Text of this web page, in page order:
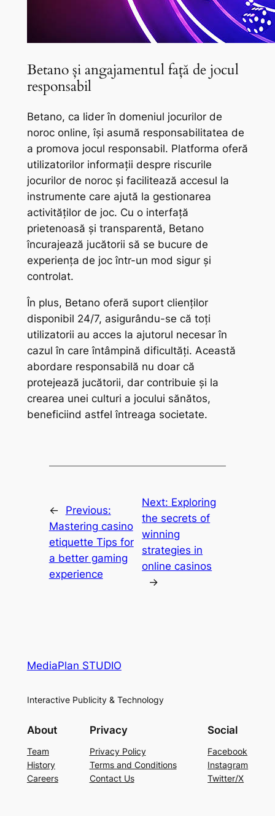
Betano și angajamentul față de jocul
responsabil
Betano, ca lider în domeniul jocurilor de
noroc online, își asumă responsabilitatea de
a promova jocul responsabil. Platforma oferă
utilizatorilor informații despre riscurile
jocurilor de noroc și facilitează accesul la
instrumente care ajută la gestionarea
activităților de joc. Cu o interfață
prietenoasă și transparentă, Betano
încurajează jucătorii să se bucure de
experiența de joc într-un mod sigur și
controlat.
În plus, Betano oferă suport clienților
disponibil 24/7, asigurându-se că toți
utilizatorii au acces la ajutorul necesar în
cazul în care întâmpină dificultăți. Această
abordare responsabilă nu doar că
protejează jucătorii, dar contribuie și la
crearea unei culturi a jocului sănătos,
beneficiind astfel întreaga societate.
←
Previous:
Mastering casino
etiquette Tips for
a better gaming
experience
Next: Exploring
the secrets of
winning
strategies in
online casinos
→
MediaPlan STUDIO
Interactive Publicity & Technology
About
Team
History
Careers
Privacy
Privacy Policy
Terms and Conditions
Contact Us
Social
Facebook
Instagram
Twitter/X